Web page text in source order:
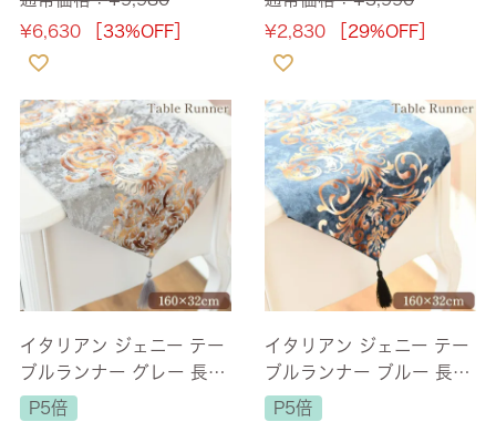
¥6,630 ［33%OFF］
¥2,830 ［29%OFF］
イタリアン ジェニー テー
ブルランナー グレー 長さ
160cm
P5倍
イタリアン ジェニー テー
ブルランナー ブルー 長さ
160cm
P5倍